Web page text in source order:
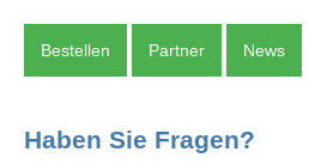
Bestellen Partner News
Haben Sie Fragen?